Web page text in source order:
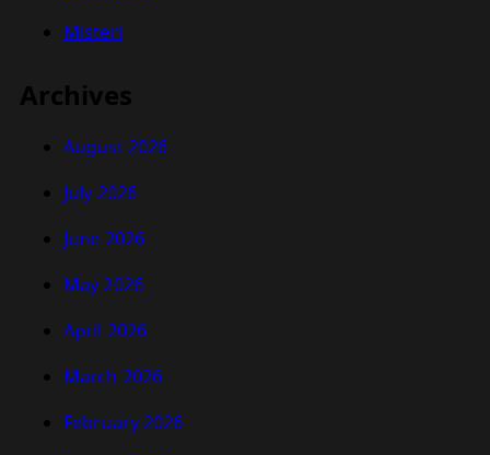
Misteri
Archives
August 2026
July 2026
June 2026
May 2026
April 2026
March 2026
February 2026